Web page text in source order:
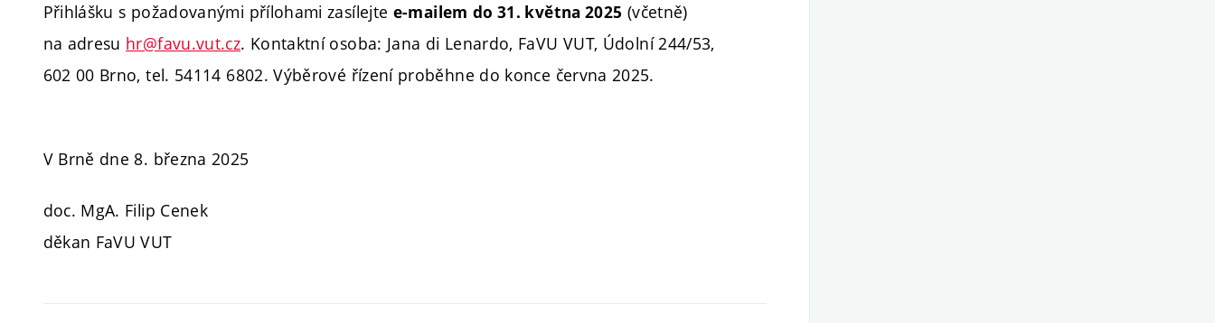
Přihlášku s požadovanými přílohami zasílejte e-mailem do 31. května 2025 (včetně)
na adresu hr@favu.vut.cz. Kontaktní osoba: Jana di Lenardo, FaVU VUT, Údolní 244/53,
602 00 Brno, tel. 54114 6802. Výběrové řízení proběhne do konce června 2025.
V Brně dne 8. března 2025
doc. MgA. Filip Cenek
děkan FaVU VUT